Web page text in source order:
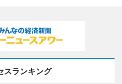
スランキング